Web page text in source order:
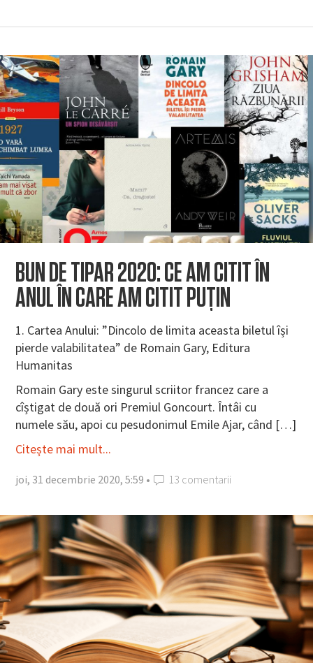
BUN DE TIPAR 2020: CE AM CITIT ÎN
ANUL ÎN CARE AM CITIT PUȚIN
1. Cartea Anului: ”Dincolo de limita aceasta biletul își
pierde valabilitatea” de Romain Gary, Editura
Humanitas
Romain Gary este singurul scriitor francez care a
cîștigat de două ori Premiul Goncourt. Întâi cu
numele său, apoi cu pesudonimul Emile Ajar, când […]
Citește mai mult...
joi, 31 decembrie 2020, 5:59 • 13 comentarii